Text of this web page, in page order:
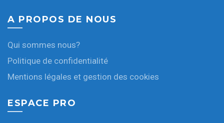
A PROPOS DE NOUS
Qui sommes nous?
Politique de confidentialité
Mentions légales et gestion des cookies
ESPACE PRO